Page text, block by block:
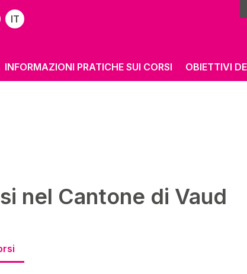
IT
INFORMAZIONI PRATICHE SUI CORSI OBIETTIVI
nel Cantone di Vaud